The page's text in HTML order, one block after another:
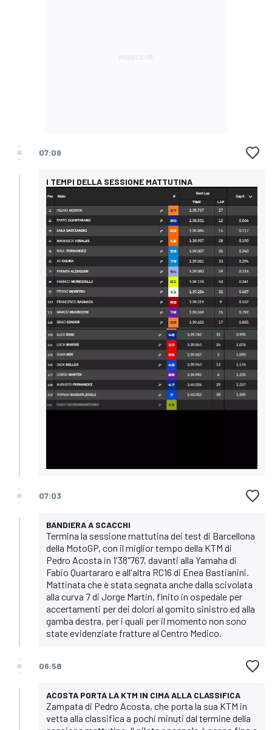
07:09
I TEMPI DELLA SESSIONE MATTUTINA
07:03
BANDIERA A SCACCHI
Termina la sessione mattutina dei test di Barcellona
della MotoGP, con il miglior tempo della KTM di
Pedro Acosta in 1'38"767, davanti alla Yamaha di
Fabio Quartararo e all'altra RC16 di Enea Bastianini.
Mattinata che è stata segnata anche dalla scivolata
alla curva 7 di Jorge Martin, finito in ospedale per
accertamenti per dei dolori al gomito sinistro ed alla
gamba destra, per i quali per il momento non sono
state evidenziate fratture al Centro Medico.
06:58
ACOSTA PORTA LA KTM IN CIMA ALLA CLASSIFICA
Zampata di Pedro Acosta, che porta la sua KTM in
vetta alla classifica a pochi minuti dal termine della